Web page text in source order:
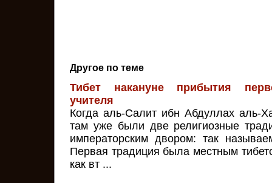
Другое по теме
Тибет накануне прибытия
учителя
Когда аль-Салит ибн Абдуллах аль-
там уже были две религиозные
императорским двором: так
Первая традиция была местным
как вт ...